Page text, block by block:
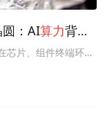
圆：AI算力背后
芯片、组件终端环